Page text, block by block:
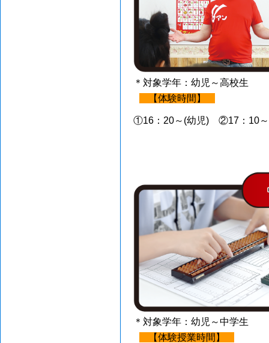
＊対象学年：幼児～高校生
【体験時間】
①16：20～(幼児) ②17：10
＊対象学年：幼児～中学生
【体験授業時間】